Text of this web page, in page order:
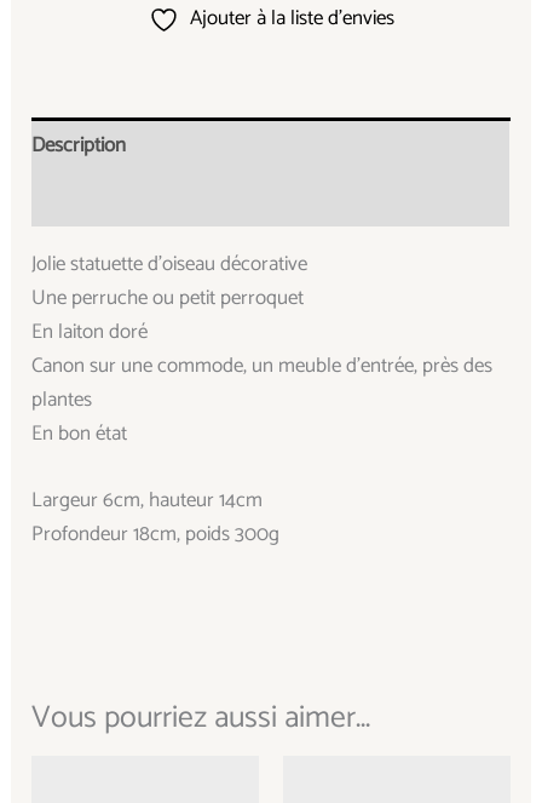
Ajouter à la liste d’envies
Description
Jolie statuette d’oiseau décorative
Une perruche ou petit perroquet
En laiton doré
Canon sur une commode, un meuble d’entrée, près des
plantes
En bon état
Largeur 6cm, hauteur 14cm
Profondeur 18cm, poids 300g
Vous pourriez aussi aimer...